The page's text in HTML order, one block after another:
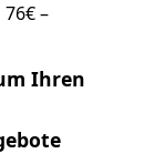
–
Ihren